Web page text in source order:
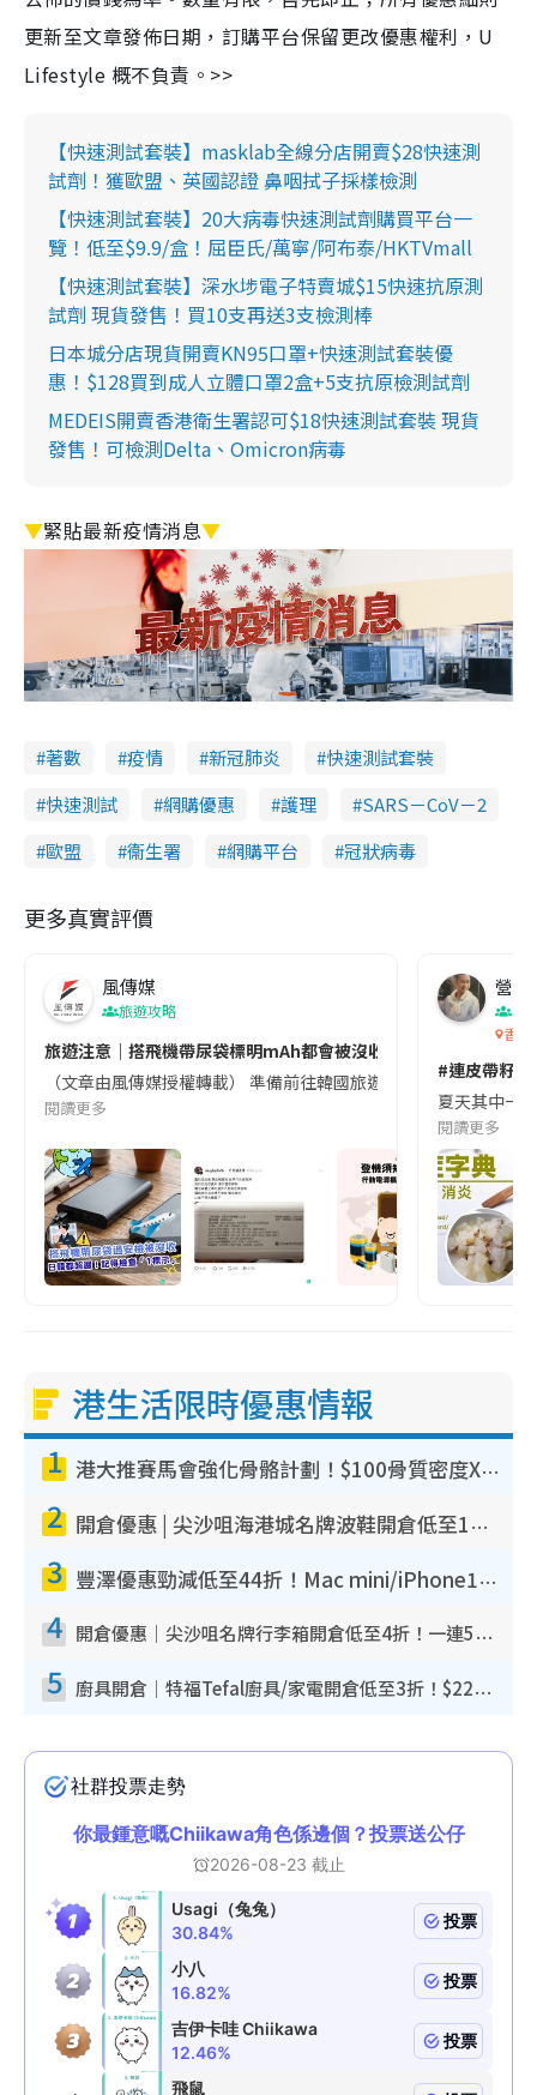
更新至文章發佈日期，訂購平台保留更改優惠權利，U
Lifestyle 概不負責。>>
【快速測試套裝】masklab全線分店開賣$28快速測
試劑！獲歐盟、英國認證 鼻咽拭子採樣檢測
【快速測試套裝】20大病毒快速測試劑購買平台一
覽！低至$9.9/盒！屈臣氏/萬寧/阿布泰/HKTVmall
【快速測試套裝】深水埗電子特賣城$15快速抗原測
試劑 現貨發售！買10支再送3支檢測棒
日本城分店現貨開賣KN95口罩+快速測試套裝優
惠！$128買到成人立體口罩2盒+5支抗原檢測試劑
MEDEIS開賣香港衛生署認可$18快速測試套裝 現貨
發售！可檢測Delta、Omicron病毒
▼緊貼最新疫情消息▼
著數 疫情 新冠肺炎
快速測試套裝
快速測試
網購優惠 護理
SARS－CoV－2
歐盟
衞生署 網購平台 冠狀病毒
更多真實評價
風傳媒
旅遊攻略
旅遊注意｜搭飛機帶尿袋標明mAh都會被沒收😱出發前切記檢查
（文章由風傳媒授權轉載） 準備前往韓國旅遊的民眾，近期要
閱讀更多
營養
香港
#連皮帶籽
夏天其中一
閱讀更多
港生活限時優惠情報
1 港大推賽馬會強化骨骼計劃！$100骨質密度X光檢查 完成免費運動訓練送超市禮券！附參加資格
2 開倉優惠 | 尖沙咀海港城名牌波鞋開倉低至1折！On鞋$899起／Joy&Peace鞋履$98起
3 豐澤優惠勁減低至44折！Mac mini/iPhone17Pro大減價！廚房家電$220起
4 開倉優惠｜尖沙咀名牌行李箱開倉低至4折！一連5日 American Tourister/ace./Hallmark $200起！
5 廚具開倉｜特福Tefal廚具/家電開倉低至3折！$220起買平底鍋/炒鑊/湯煲！電飯煲/吸塵機/燙斗$418起